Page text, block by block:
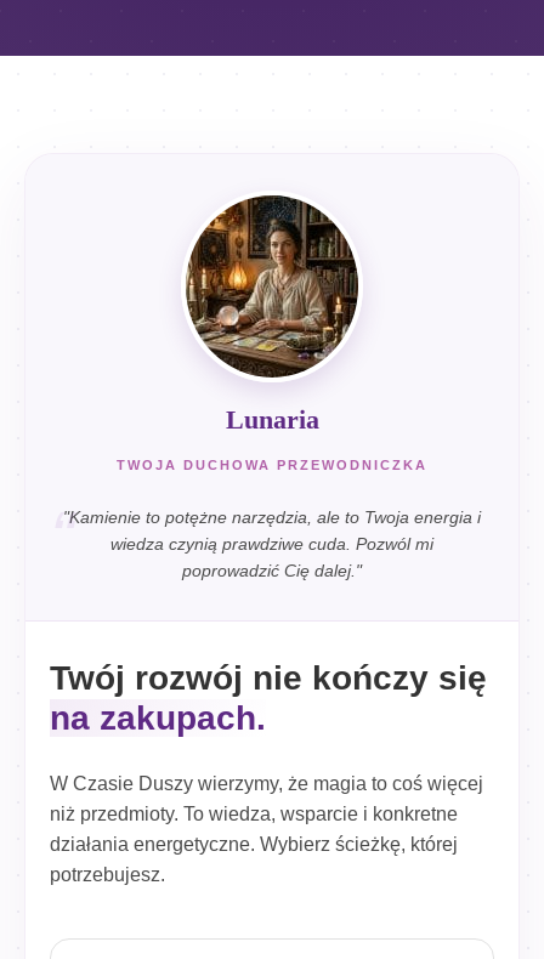
Lunaria
TWOJA DUCHOWA PRZEWODNICZKA
"Kamienie to potężne narzędzia, ale to Twoja energia i
wiedza czynią prawdziwe cuda. Pozwól mi
poprowadzić Cię dalej."
Twój rozwój nie kończy się
na zakupach.
W Czasie Duszy wierzymy, że magia to coś więcej
niż przedmioty. To wiedza, wsparcie i konkretne
działania energetyczne. Wybierz ścieżkę, której
potrzebujesz.